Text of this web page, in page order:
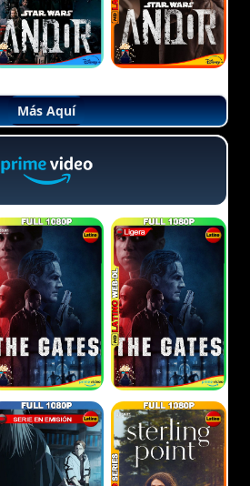
Más Aquí